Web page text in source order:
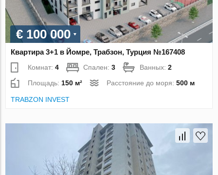
€ 100 000
Квартира 3+1 в Йомре, Трабзон, Турция №167408
Комнат:4 Спален:3 Ванных:2
Площадь: 150 м² Расстояние до моря:500 м
TRABZON INVEST